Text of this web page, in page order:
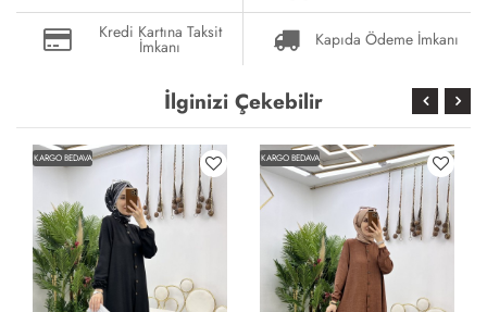
Kredi Kartına Taksit
İmkanı Kapıda Ödeme İmkanı
İlginizi Çekebilir
KARGO BEDAVA KARGO BEDAVA